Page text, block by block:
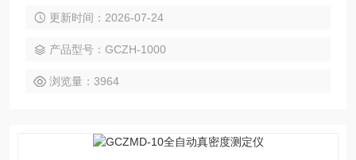
更新时间：2026-07-24
产品型号：GCZH-1000
浏览量：3964